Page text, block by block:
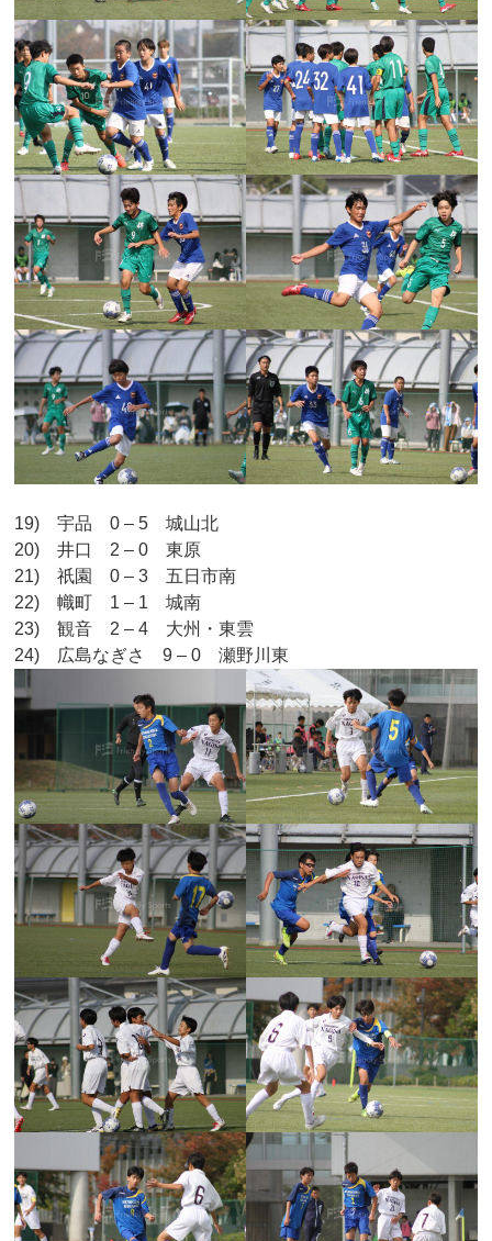
19) 宇品 0 – 5 城山北
20) 井口 2 – 0 東原
21) 祇園 0 – 3 五日市南
22) 幟町 1 – 1 城南
23) 観音 2 – 4 大州・東雲
24) 広島なぎさ 9 – 0 瀬野川東